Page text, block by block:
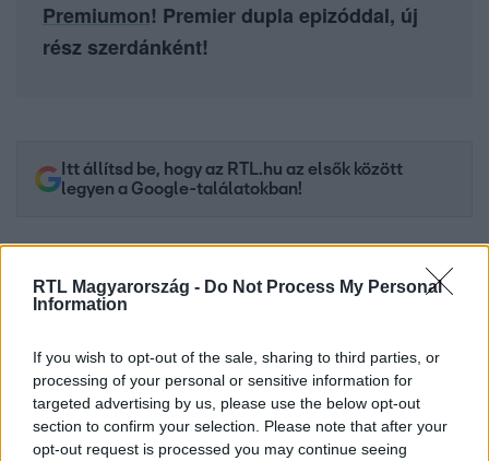
RTL Magyarország - Do Not Process My Personal
Information
If you wish to opt-out of the sale, sharing to third parties, or
processing of your personal or sensitive information for
targeted advertising by us, please use the below opt-out
section to confirm your selection. Please note that after your
opt-out request is processed you may continue seeing
Premiumon! Premier dupla epizóddal, új
rész szerdánként!
Itt állítsd be, hogy az RTL.hu az elsők között
legyen a Google-találatokban!